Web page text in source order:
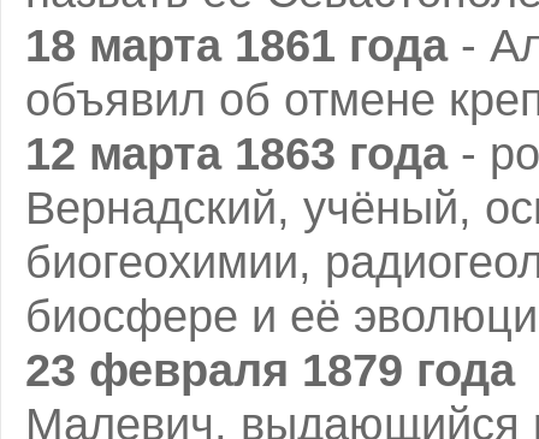
18 марта 1861 года-
объявил об отмене
12 марта 1863 года-
Вернадский, учёный,
биогеохимии,
биосфере и её
23 февраля 1879 года
Малевич, выдающийся